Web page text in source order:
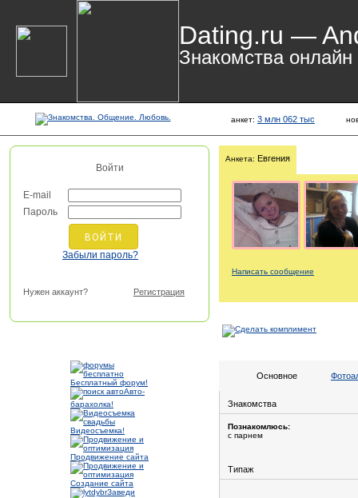
Dating.ru —
Знакомства онлайн
анкет: 3 млн 062 тыс
Войти
E-mail
Пароль
Забыли пароль?
Нужен аккаунт? Регистрация
Бесплатный форум!
Авто-
барахолка!
Видеосъемка!
Продвижение сайта
Создание сайта
Заведи
Анкета: Евгения
Написать сообщение
Основное
Знакомства
Познакомлюсь:
с парнем
Типаж